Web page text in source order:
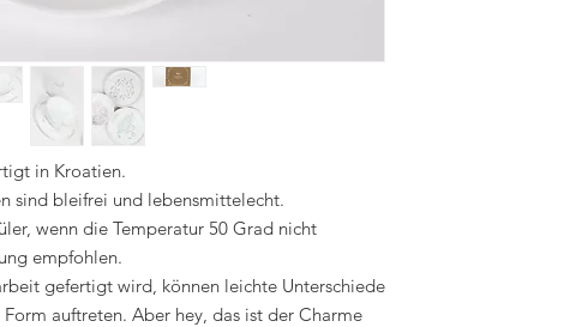
in Kroatien.
sind bleifrei und lebensmittelecht.
wenn die Temperatur 50 Grad nicht
empfohlen.
gefertigt wird, können leichte Unterschiede
auftreten. Aber hey, das ist der Charme